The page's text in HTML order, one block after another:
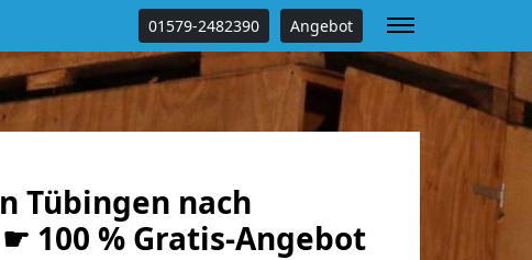
01579-2482390 Angebot
Tübingen nach
100 % Gratis-Angebot